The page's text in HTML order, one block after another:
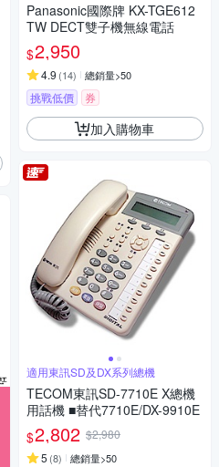
Panasonic國際牌 KX-TGE612
TW DECT雙子機無線電話
$2,950
4.9 (14) 總銷量>50
挑戰低價 券
加入購物車
適用東訊SD及DX系列總機
TECOM東訊SD-7710E X總機
用話機 ■替代7710E/DX-9910E
$2,802 $2,980
5 (8) 總銷量>50